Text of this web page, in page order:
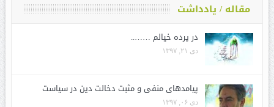
مقاله / یادداشت
در پرده خیالم ……..
دی ۲۱, ۱۳۹۷
پیامدهای منفی و مثبت دخالت دین در سیاست
دی ۰۶, ۱۳۹۷